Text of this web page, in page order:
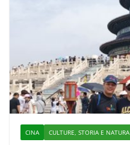
CINA CULTURE, STORIA E NATURA